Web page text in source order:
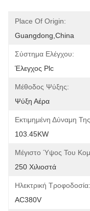
Place Of Origin:
Guangdong,China
Σύστημα Ελέγχου:
Έλεγχος Plc
Μέθοδος Ψύξης:
Ψύξη Αέρα
Εκτιμημένη Δύναμη
103.45KW
Μέγιστο Ύψος Του
250 Χιλιοστά
Ηλεκτρική Τροφοδοσία:
AC380V